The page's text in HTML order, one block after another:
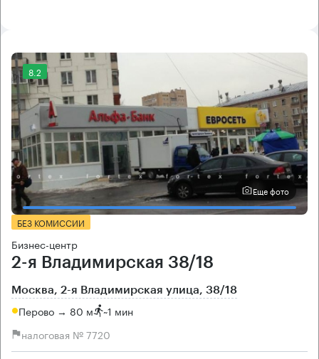
8.2
Еще фото
БЕЗ КОМИССИИ
Бизнес-центр
2-я Владимирская 38/18
Москва, 2-я Владимирская улица, 38/18
Перово → 80 м ~1 мин
налоговая № 7720